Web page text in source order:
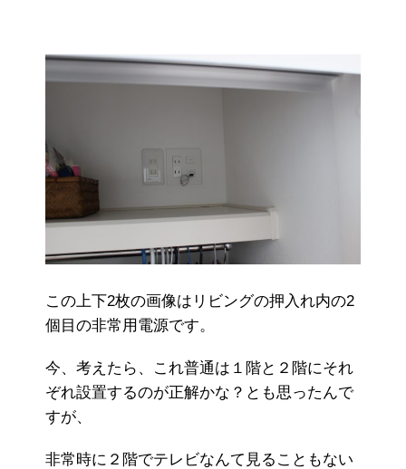
この上下2枚の画像はリビングの押入れ内の2
個目の非常用電源です。
今、考えたら、これ普通は１階と２階にそれ
ぞれ設置するのが正解かな？とも思ったんで
すが、
非常時に２階でテレビなんて見ることもない